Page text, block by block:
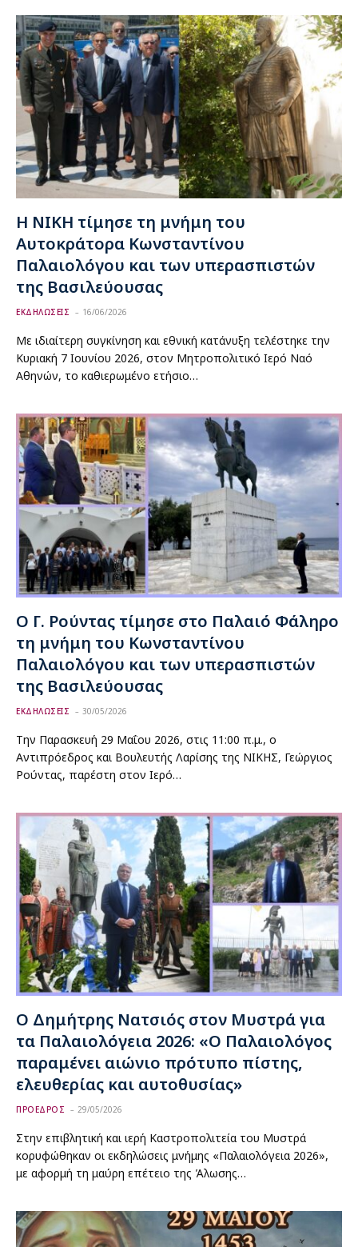
Η ΝΙΚΗ τίμησε τη μνήμη του
Αυτοκράτορα Κωνσταντίνου
Παλαιολόγου και των υπερασπιστών
της Βασιλεύουσας
ΕΚΔΗΛΩΣΕΙΣ 16/06/2026
Με ιδιαίτερη συγκίνηση και εθνική κατάνυξη τελέστηκε την
Κυριακή 7 Ιουνίου 2026, στον Μητροπολιτικό Ιερό Ναό
Αθηνών, το καθιερωμένο ετήσιο…
Ο Γ. Ρούντας τίμησε στο Παλαιό Φάληρο
τη μνήμη του Κωνσταντίνου
Παλαιολόγου και των υπερασπιστών
της Βασιλεύουσας
ΕΚΔΗΛΩΣΕΙΣ 30/05/2026
Την Παρασκευή 29 Μαΐου 2026, στις 11:00 π.μ., ο
Αντιπρόεδρος και Βουλευτής Λαρίσης της ΝΙΚΗΣ, Γεώργιος
Ρούντας, παρέστη στον Ιερό…
Ο Δημήτρης Νατσιός στον Μυστρά για
τα Παλαιολόγεια 2026: «Ο Παλαιολόγος
παραμένει αιώνιο πρότυπο πίστης,
ελευθερίας και αυτοθυσίας»
ΠΡΟΕΔΡΟΣ 29/05/2026
Στην επιβλητική και ιερή Καστροπολιτεία του Μυστρά
κορυφώθηκαν οι εκδηλώσεις μνήμης «Παλαιολόγεια 2026»,
με αφορμή τη μαύρη επέτειο της Άλωσης…